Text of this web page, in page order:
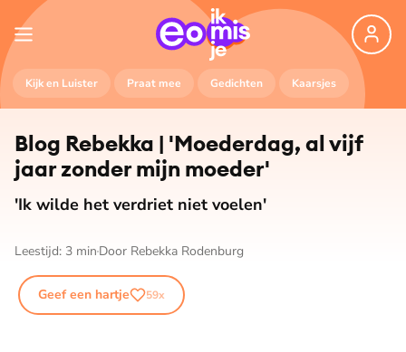
Kijk en Luister Praat mee Gedichten Kaarsjes
Blog Rebekka | 'Moederdag, al vijf
jaar zonder mijn moeder'
'Ik wilde het verdriet niet voelen'
Leestijd: 3 min Door Rebekka Rodenburg
Geef een hartje 59x